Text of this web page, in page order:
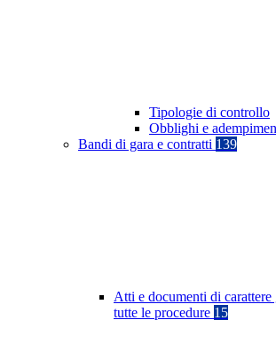
Tipologie di controllo
Obblighi e
Bandi di gara e contratti 139
Atti e documenti di carattere
tutte le procedure 15